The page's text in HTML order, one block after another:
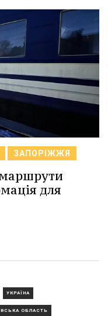
ЗАПОРІЖЖЯ
для
УКРАЇНА
ОБЛАСТЬ